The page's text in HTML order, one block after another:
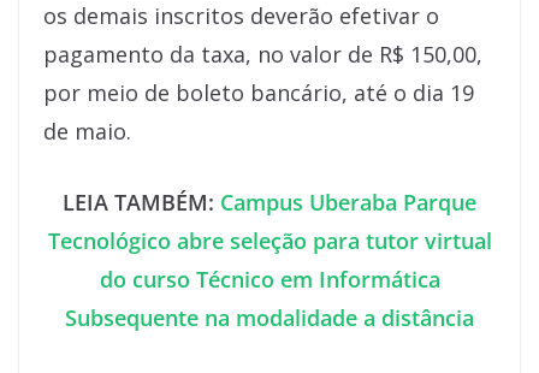
os demais inscritos deverão efetivar o
pagamento da taxa, no valor de R$ 150,00,
por meio de boleto bancário, até o dia 19
de maio.
LEIA TAMBÉM: Campus Uberaba Parque
Tecnológico abre seleção para tutor virtual
do curso Técnico em Informática
Subsequente na modalidade a distância